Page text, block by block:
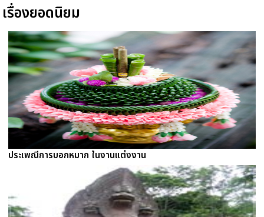
เรื่องยอดนิยม
ประเพณีการบอกหมาก ในงานแต่งงาน